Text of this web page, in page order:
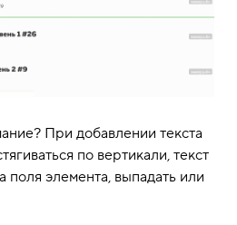
При добавлении текста
по вертикали, текст
поля элемента, выпадать или